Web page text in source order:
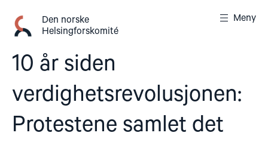
innhold
Den norske
Helsingforskomité
Meny
10 år siden
verdighetsrevolusjonen:
Protestene samlet det